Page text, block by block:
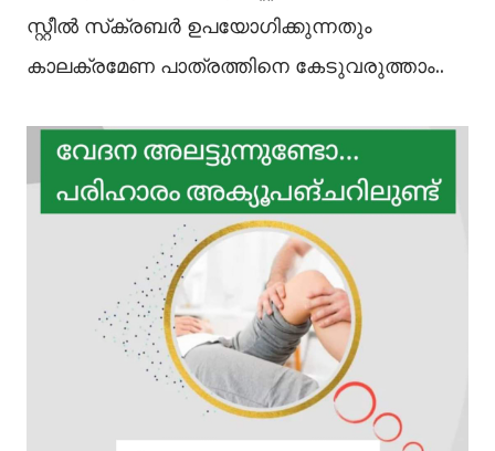
സ്റ്റീല്‍ സ്‌ക്രബര്‍ ഉപയോഗിക്കുന്നതും
കാലക്രമേണ പാത്രത്തിനെ കേടുവരുത്താം..